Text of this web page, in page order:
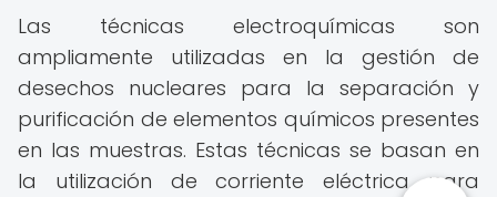
Las técnicas electroquímicas son
ampliamente utilizadas en la gestión de
desechos nucleares para la separación y
purificación de elementos químicos presentes
en las muestras. Estas técnicas se basan en
la utilización de corriente eléctrica para